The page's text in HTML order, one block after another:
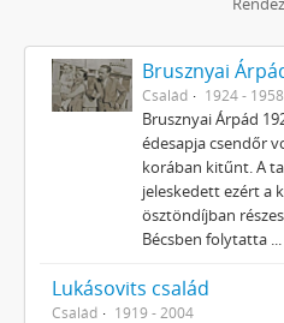
Család 1924 -
Brusznyai Árpád
édesapja csendőr
korában kitűnt. A
jeleskedett ezért a
ösztöndíjban
Bécsben folytatta ...
Lukásovits család
Család 1919 - 2004